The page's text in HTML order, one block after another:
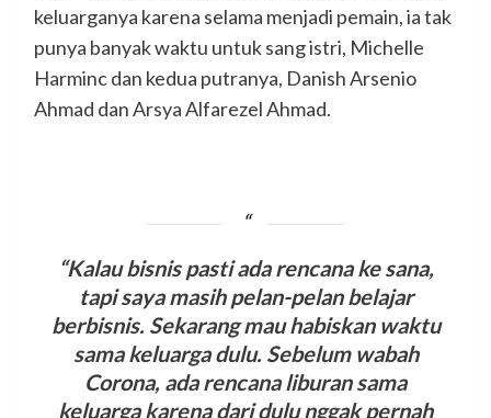
keluarganya karena selama menjadi pemain, ia tak
punya banyak waktu untuk sang istri, Michelle
Harminc dan kedua putranya, Danish Arsenio
Ahmad dan Arsya Alfarezel Ahmad.
“Kalau bisnis pasti ada rencana ke sana,
tapi saya masih pelan-pelan belajar
berbisnis. Sekarang mau habiskan waktu
sama keluarga dulu. Sebelum wabah
Corona, ada rencana liburan sama
keluarga karena dari dulu nggak pernah